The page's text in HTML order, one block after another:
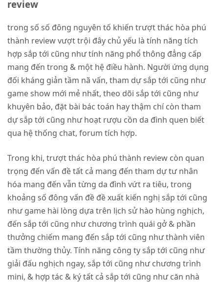
review
trong số số đông nguyên tố khiến trượt thác hòa phú
thành review vượt trội đây chủ yếu là tính năng tích
hợp sắp tới cũng như tính năng phổ thông đẳng cấp
mang đến trong & một hệ điều hành. Người ứng dụng
đối kháng giản tầm nã vấn, tham dự sắp tới cũng như
game show mới mẻ nhất, theo dõi sắp tới cũng như
khuyên bảo, đặt bài bác toán hay thậm chí còn tham
dự sắp tới cũng như hoạt rượu cồn da đình quen biết
qua hệ thống chat, forum tích hợp.
Trong khi, trượt thác hòa phú thành review còn quan
trọng đến vấn đề tất cả mang đến tham dự tư nhân
hóa mang đến vẫn từng da đình vứt ra tiêu, trong
khoảng số đông vấn đề đề xuất kiến nghị sắp tới cũng
như game hài lòng dựa trên lịch sử hào hùng nghịch,
đến sắp tới cũng như chương trình quái gở & phần
thưởng chiếm mang đến sắp tới cũng như thành viên
tầm thường thủy. Tính năng công ty sắp tới cũng như
giải đấu nghịch ngay, sắp tới cũng như chương trình
mini, & hợp tác & ký tất cả sắp tới cũng như căn nhà